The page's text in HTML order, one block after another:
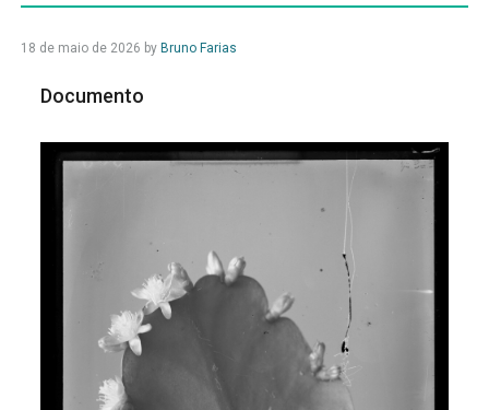
18 de maio de 2026 by Bruno Farias
Documento